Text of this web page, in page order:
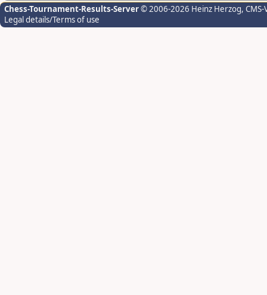
Chess-Tournament-Results-Server© 2006-2026 Heinz Herzog,
Legal details/Terms of use